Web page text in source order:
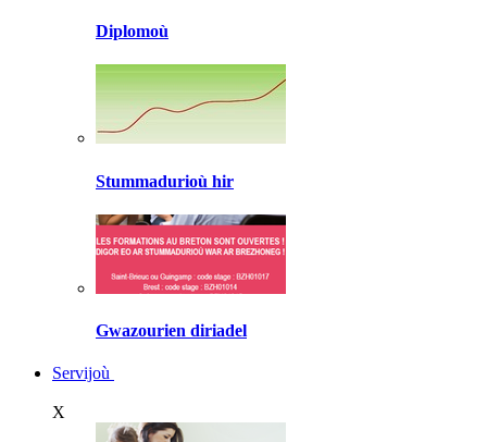
Diplomoù
Stummadurioù hir
Gwazourien diriadel
Servijoù
X